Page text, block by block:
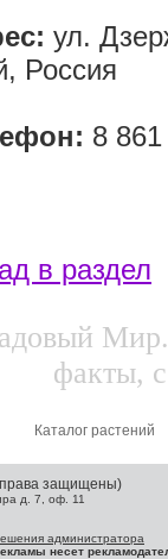
ул.
Россия
8
в раздел
Мир.
факты,
Каталог растений
защищены)
д. 7, оф. 11
администратора
несет